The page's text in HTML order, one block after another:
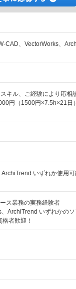
CAD、VectorWorks、
ル、ご経験により応相
円（1500円×7.5h×21日
いずれか使用
ス業務の実務経験者
ArchiTrend いずれかの
者歓迎！